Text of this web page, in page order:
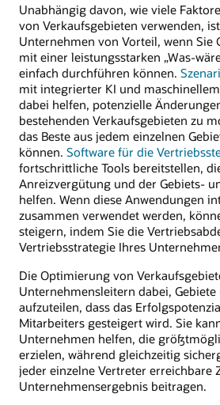
Unabhängig davon, wie viele
von Verkaufsgebieten verwenden,
Unternehmen von Vorteil, wenn Sie
mit einer leistungsstarken „Was-
einfach durchführen können.
mit integrierter KI und
dabei helfen, potenzielle
bestehenden Verkaufsgebieten zu
das Beste aus jedem einzelnen
können. Software für die
fortschrittliche Tools bereitstellen,
Anreizvergütung und der Gebiets-
helfen. Wenn diese Anwendungen
zusammen verwendet werden,
steigern, indem Sie die
Vertriebsstrategie Ihres
Die Optimierung von
Unternehmensleitern dabei,
aufzuteilen, dass das
Mitarbeiters gesteigert wird. Sie
Unternehmen helfen, die
erzielen, während gleichzeitig
jeder einzelne Vertreter erreichbare
Unternehmensergebnis beitragen.